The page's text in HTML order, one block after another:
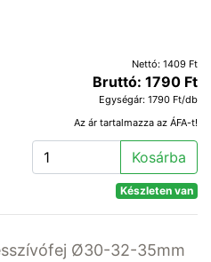
Nettó: 1409 Ft
Bruttó: 1790 Ft
Egységár: 1790 Ft/db
Az ár tartalmazza az ÁFA-t!
Kosárba
Készleten van
Ø30-32-35mm